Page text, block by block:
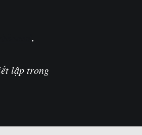
.
lập trong